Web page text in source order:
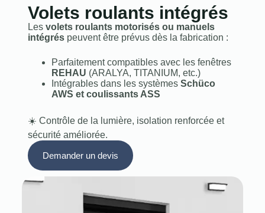
Volets roulants intégrés
Les volets roulants motorisés ou manuels
intégréspeuvent être prévus dès la fabrication :
Parfaitement compatibles avec les fenêtres
REHAU (ARALYA, TITANIUM, etc.)
Intégrables dans les systèmes Schüco
AWS et coulissants ASS
☀️ Contrôle de la lumière, isolation renforcée et
sécurité améliorée.
Demander un devis